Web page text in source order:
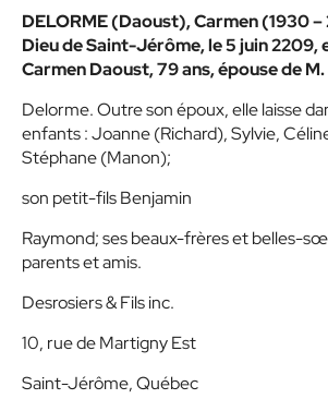
DELORME (Daoust), Carmen (1930
Dieu de Saint-Jérôme, le 5 juin 2209,
Carmen Daoust, 79 ans, épouse de
Delorme. Outre son époux, elle laisse
enfants : Joanne (Richard), Sylvie,
Stéphane (Manon);
son petit-fils Benjamin
Raymond; ses beaux-frères et belles-
parents et amis.
Desrosiers & Fils inc.
10, rue de Martigny Est
Saint-Jérôme, Québec